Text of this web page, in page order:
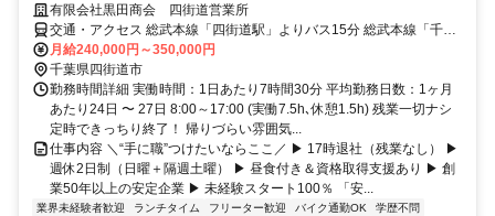
有限会社黒田商会 四街道営業所
交通・アクセス 総武本線「四街道駅」よりバス15分 総武本線「千葉
駅」より車30分 総武本線「佐倉駅」より車30分
月給240,000円～350,000円
千葉県四街道市
勤務時間詳細 実働時間：1日あたり7時間30分 平均勤務日数：1ヶ月
あたり24日 〜 27日 8:00～17:00 (実働7.5h､休憩1.5h) 残業一切ナシ
定時できっちり終了！ 帰りづらい雰囲気...
仕事内容 ＼“手に職”つけたいならここ／ ▶ 17時退社（残業なし） ▶
週休2日制（日曜＋隔週土曜） ▶ 昼食付き＆資格取得支援あり ▶ 創
業50年以上の安定企業 ▶ 未経験スタート100％ 「安...
業界未経験者歓迎 ランチタイム フリーター歓迎 バイク通勤OK
学歴不問